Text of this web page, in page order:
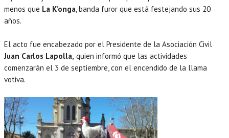
menos que La K’onga, banda furor que está festejando sus 20
años.
El acto fue encabezado por el Presidente de la Asociación Civil
Juan Carlos Lapolla, quien informó que las actividades
comenzarán el 3 de septiembre, con el encendido de la llama
votiva.